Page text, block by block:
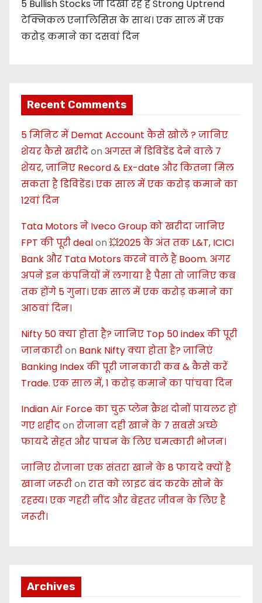
5 Bullish Stocks जो दिखा रहे हैं Strong Uptrend
टेक्निकल एनालिसिस के साथ। एक साल में एक
करोड़ कमाने का दसवां दिन
Recent Comments
5 मिनिट में Demat Account कैसे खोलें ? जानिए
शेयर कैसे खरीदेon अगस्त में डिविडेंड देने वाले 7
शेयर, जानिए Record & Ex-date और कितना मिल
सकता है डिविडेंड। एक साल में एक करोड़ कमाने का
12वां दिन
Tata Motors ने Iveco Group को खरीदा जानिए
FPT की पूरी dealon 💥2025 के अंत तक L&T, ICICI
Bank और Tata Motors करने वाले है Boom. अगर
अपने इन कंपनियों में लगाया है पैसा तो जानिए कब
तक होंगे 5 गुना। एक साल में एक करोड़ कमाने का
आठवां दिन।
Nifty 50 क्या होता है? जानिए Top 50 index की पूरी
जानकारीon Bank Nifty क्या होता है? जानिएं
Banking Index की पूरी जानकारी कब & कैसे करें
Trade. एक साल में, 1 करोड़ कमाने का पांचवा दिन
Indian Air Force का चुरू प्लेन क्रैश दोनों पायलट हो
गए शहीदon रोजाना दही खाने के 7 सबसे अच्छे
फायदे सेहत और पाचन के लिए चमत्कारी भोजन।
जानिए रोजाना एक संतरा खाने के 8 फायदे क्यों है
खाना जरूरीon रात को लाइट बंद करके सोने के
रहस्य। एक गहरी नींद और बेहतर जीवन के लिए है
जरूरी।
Archives